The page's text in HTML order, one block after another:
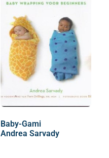
Baby-Gami
Andrea Sarvady